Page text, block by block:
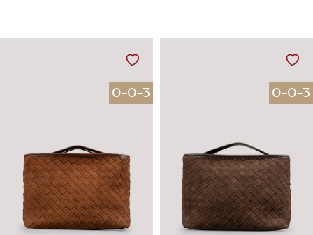
0-0-3 0-0-3